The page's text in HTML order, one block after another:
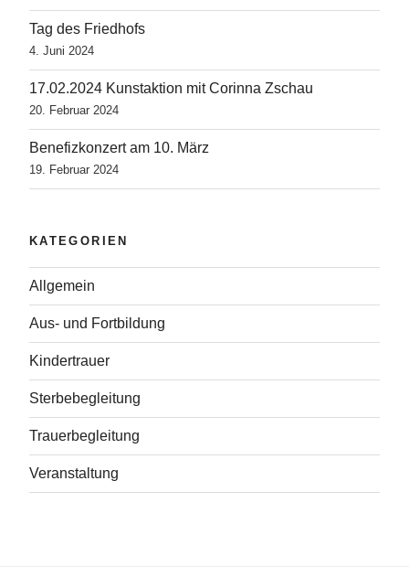
Tag des Friedhofs
4. Juni 2024
17.02.2024 Kunstaktion mit Corinna Zschau
20. Februar 2024
Benefizkonzert am 10. März
19. Februar 2024
KATEGORIEN
Allgemein
Aus- und Fortbildung
Kindertrauer
Sterbebegleitung
Trauerbegleitung
Veranstaltung